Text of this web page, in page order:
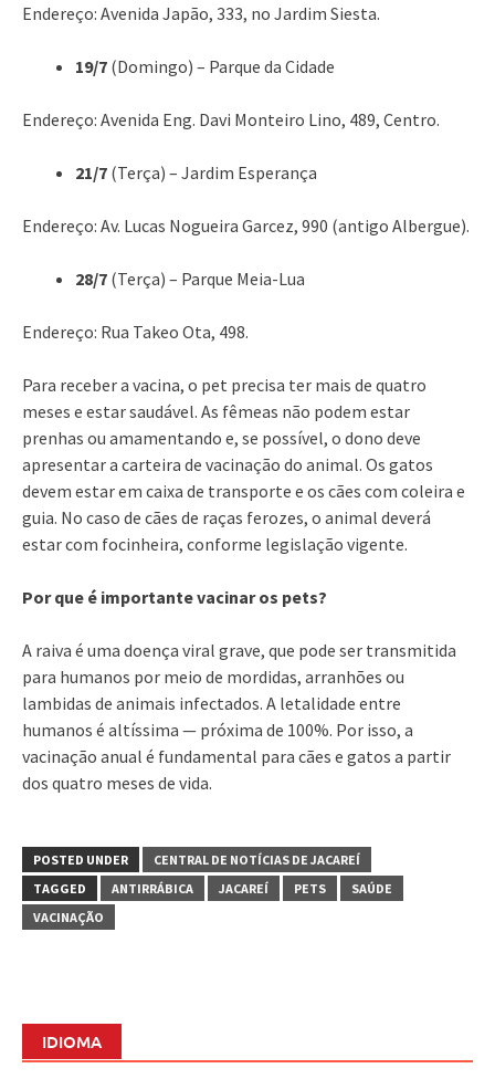
Endereço: Avenida Japão, 333, no Jardim Siesta.
19/7 (Domingo) – Parque da Cidade
Endereço: Avenida Eng. Davi Monteiro Lino, 489, Centro.
21/7 (Terça) – Jardim Esperança
Endereço: Av. Lucas Nogueira Garcez, 990 (antigo Albergue).
28/7 (Terça) – Parque Meia-Lua
Endereço: Rua Takeo Ota, 498.
Para receber a vacina, o pet precisa ter mais de quatro
meses e estar saudável. As fêmeas não podem estar
prenhas ou amamentando e, se possível, o dono deve
apresentar a carteira de vacinação do animal. Os gatos
devem estar em caixa de transporte e os cães com coleira e
guia. No caso de cães de raças ferozes, o animal deverá
estar com focinheira, conforme legislação vigente.
Por que é importante vacinar os pets?
A raiva é uma doença viral grave, que pode ser transmitida
para humanos por meio de mordidas, arranhões ou
lambidas de animais infectados. A letalidade entre
humanos é altíssima — próxima de 100%. Por isso, a
vacinação anual é fundamental para cães e gatos a partir
dos quatro meses de vida.
POSTED UNDER
CENTRAL DE NOTÍCIAS DE JACAREÍ
TAGGED
ANTIRRÁBICA JACAREÍ PETS
SAÚDE
VACINAÇÃO
IDIOMA